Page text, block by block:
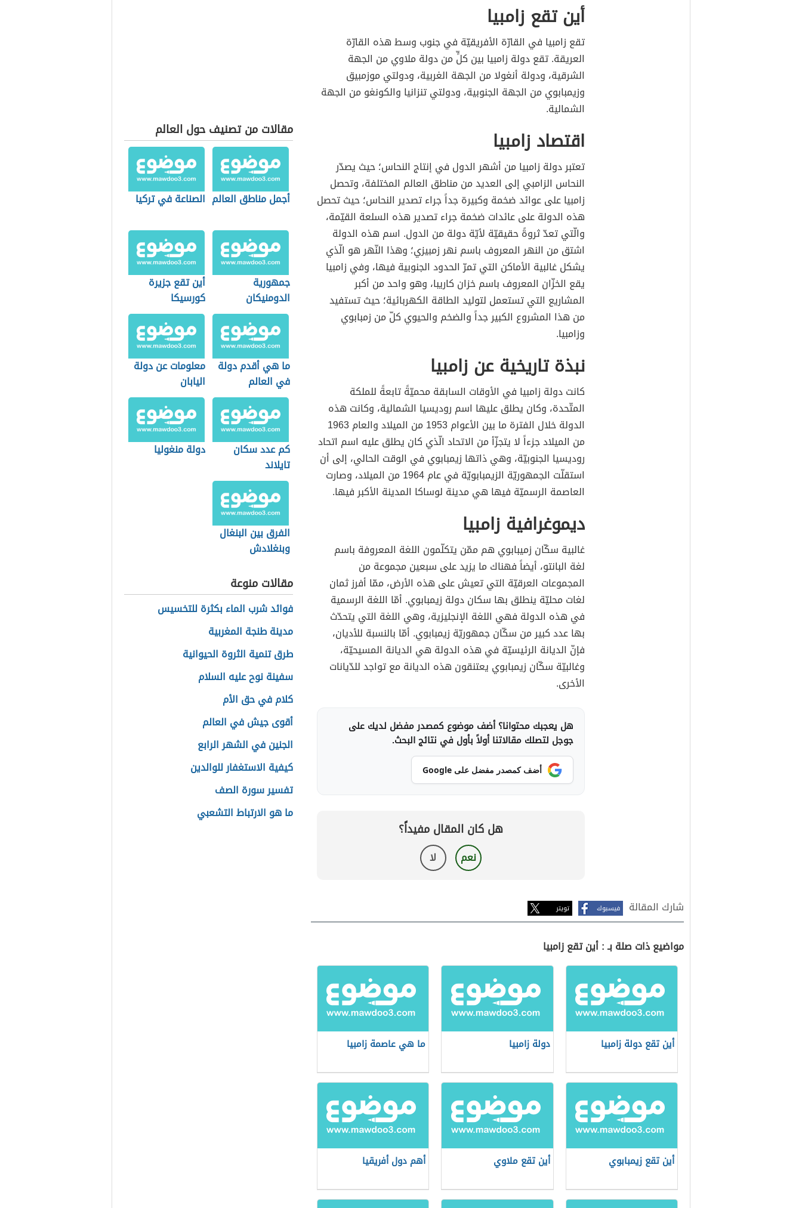
أين تقع زامبيا
تقع زامبيا في القارّة الأفريقيّة في جنوب وسط هذه القارّة
العريقة. تقع دولة زامبيا بين كلٍّ من دولة ملاوي من الجهة
الشرقية، ودولة أنغولا من الجهة الغربية، ودولتي موزمبيق
وزيمبابوي من الجهة الجنوبية، ودولتي تنزانيا والكونغو من الجهة
الشمالية.
اقتصاد زامبيا
تعتبر دولة زامبيا من أشهر الدول في إنتاج النحاس؛ حيث يصدّر
النحاس الزامبي إلى العديد من مناطق العالم المختلفة، وتحصل
زامبيا على عوائد ضخمة وكبيرة جداً جراء تصدير النحاس؛ حيث تحصل
هذه الدولة على عائدات ضخمة جراء تصدير هذه السلعة القيّمة،
والّتي تعدّ ثروةً حقيقيّة لأيّة دولة من الدول. اسم هذه الدولة
اشتق من النهر المعروف باسم نهر زمبيزي؛ وهذا النّهر هو الّذي
يشكل غالبية الأماكن التي تمرّ الحدود الجنوبية فيها، وفي زامبيا
يقع الخزّان المعروف باسم خزان كاريبا، وهو واحد من أكبر
المشاريع التي تستعمل لتوليد الطاقة الكهربائية؛ حيث تستفيد
من هذا المشروع الكبير جداً والضخم والحيوي كلّ من زمبابوي
وزامبيا.
نبذة تاريخية عن زامبيا
كانت دولة زامبيا في الأوقات السابقة محميّةً تابعةً للملكة
المتّحدة، وكان يطلق عليها اسم روديسيا الشمالية، وكانت هذه
الدولة خلال الفترة ما بين الأعوام 1953 من الميلاد والعام 1963
من الميلاد جزءاً لا يتجزّأ من الاتحاد الّذي كان يطلق عليه اسم اتحاد
روديسيا الجنوبيّة، وهي ذاتها زيمبابوي في الوقت الحالي، إلى أن
استقلّت الجمهوريّة الزيمبابويّة في عام 1964 من الميلاد، وصارت
العاصمة الرسميّة فيها هي مدينة لوساكا المدينة الأكبر فيها.
ديموغرافية زامبيا
غالبية سكّان زميبابوي هم ممّن يتكلّمون اللغة المعروفة باسم
لغة البانتو، أيضاً فهناك ما يزيد على سبعين مجموعة من
المجموعات العرقيّة التي تعيش على هذه الأرض، ممّا أفرز ثمان
لغات محليّة ينطلق بها سكان دولة زيمبابوي. أمّا اللغة الرسمية
في هذه الدولة فهي اللغة الإنجليزية، وهي اللغة التي يتحدّث
بها عدد كبير من سكّان جمهوريّة زيمبابوي. أمّا بالنسبة للأديان،
فإنّ الديانة الرئيسيّة في هذه الدولة هي الديانة المسيحيّة،
وغالبيّة سكّان زيمبابوي يعتنقون هذه الديانة مع تواجد للدّيانات
الأخرى.
هل يعجبك محتوانا؟ أضف موضوع كمصدر مفضل لديك على
جوجل لتصلك مقالاتنا أولاً بأول في نتائج البحث.
أضف كمصدر مفضل على Google
هل كان المقال مفيداً؟
نعم لا
شارك المقالة فيسبوك تويتر
مواضيع ذات صلة بـ : أين تقع زامبيا
أين تقع دولة زامبيا دولة زامبيا ما هي عاصمة زامبيا
أين تقع زيمبابوي أين تقع ملاوي أهم دول أفريقيا
مقالات من تصنيف حول العالم
أجمل مناطق العالم الصناعة في تركيا
جمهورية
الدومنيكان
أين تقع جزيرة
كورسيكا
ما هي أقدم دولة
في العالم
معلومات عن دولة
اليابان
كم عدد سكان
تايلاند
دولة منغوليا
الفرق بين البنغال
وبنغلادش
مقالات منوعة
فوائد شرب الماء بكثرة للتخسيس
مدينة طنجة المغربية
طرق تنمية الثروة الحيوانية
سفينة نوح عليه السلام
كلام في حق الأم
أقوى جيش في العالم
الجنين في الشهر الرابع
كيفية الاستغفار للوالدين
تفسير سورة الصف
ما هو الارتباط التشعبي